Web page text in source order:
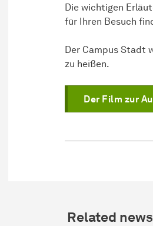
Die wichtigen
für Ihren Besuch
Der Campus Stadt
zu heißen.
Der Film zur
Related news